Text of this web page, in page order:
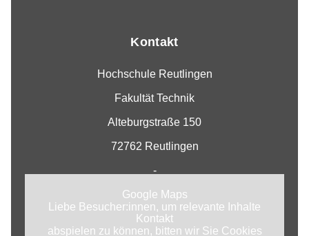
Kontakt
Hochschule Reutlingen
Fakultät Technik
Alteburgstraße 150
72762 Reutlingen
-
Google Maps
Kontakt
Liebe Besucher:innen, um relevante Inhalte
abspielen zu können, bitten wir Sie Cookies